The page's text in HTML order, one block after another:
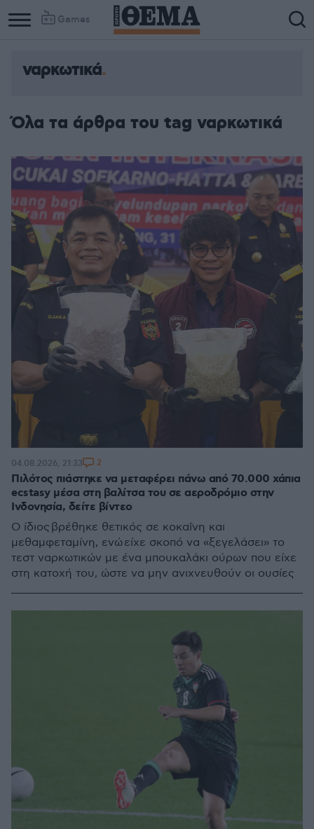
Games
ναρκωτικά
Όλα τα άρθρα του tag ναρκωτικά
Πιλότος πιάστηκε να μεταφέρει πάνω από 70.000 χάπια
ecstasy μέσα στη βαλίτσα του σε αεροδρόμιο στην
Ινδονησία, δείτε βίντεο
Ο ίδιος βρέθηκε θετικός σε κοκαΐνη και
μεθαμφεταμίνη, ενώ είχε σκοπό να «ξεγελάσει» το
τεστ ναρκωτικών με ένα μπουκαλάκι ούρων που είχε
στη κατοχή του, ώστε να μην ανιχνευθούν οι ουσίες
04.08.2026, 21:33 2